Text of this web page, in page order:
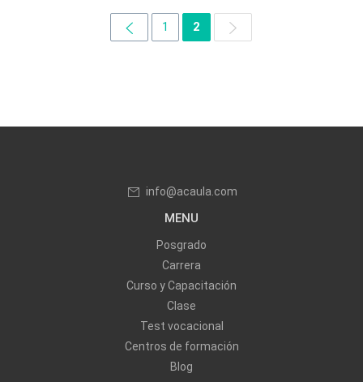
1 2
info@acaula.com
MENU
Posgrado
Carrera
Curso y Capacitación
Clase
Test vocacional
Centros de formación
Blog